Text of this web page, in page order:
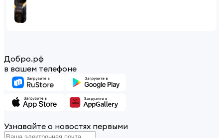
Добро.рф
в вашем телефоне
Узнавайте о новостях первыми